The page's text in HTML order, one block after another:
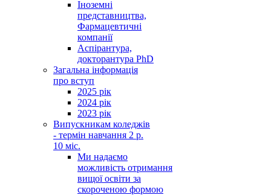
Іноземні
представництва,
Фармацевтичні
компанії
Аспірантура,
докторантура PhD
Загальна інформація
про вступ
2025 рік
2024 рік
2023 рік
Випускникам коледжів
- термін навчання 2 р.
10 міс.
Ми надаємо
можливість отримання
вищої освіти за
скороченою формою